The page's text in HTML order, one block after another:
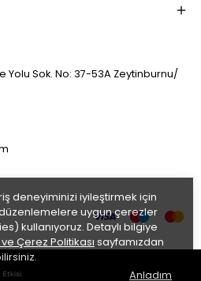
deneyiminizi iyileştirmek için
uygun çerezler
kullanıyoruz. Detaylı bilgiye
Çerez Politikası sayfamızdan
Anladım
Yolu Sok. No: 37-53A Zeytinburnu/